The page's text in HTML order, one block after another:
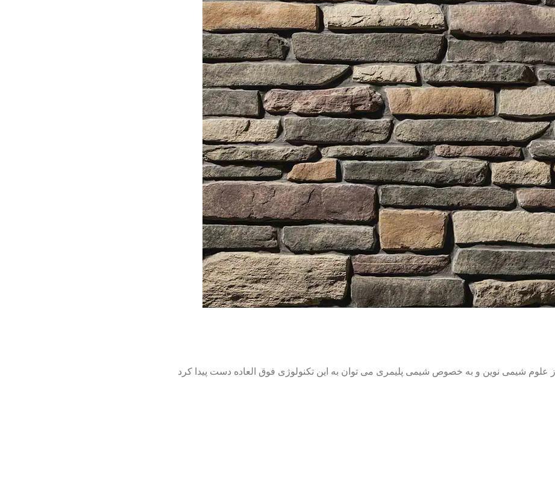
شیمی نوین و به خصوص شیمی پلیمری می توان به این تکنولوژی فوق العاده دست پیدا کرد